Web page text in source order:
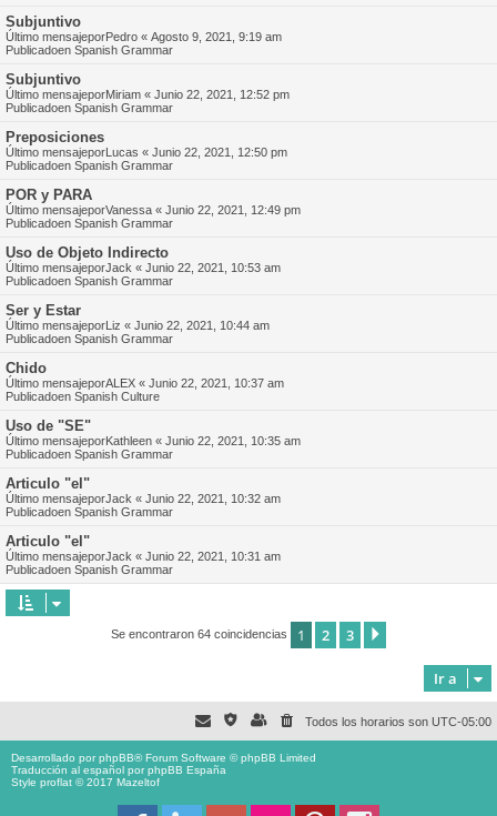
Subjuntivo
Último mensajeporPedro « Agosto 9, 2021, 9:19 am
Publicadoen Spanish Grammar
Subjuntivo
Último mensajeporMiriam « Junio 22, 2021, 12:52 pm
Publicadoen Spanish Grammar
Preposiciones
Último mensajeporLucas « Junio 22, 2021, 12:50 pm
Publicadoen Spanish Grammar
POR y PARA
Último mensajeporVanessa « Junio 22, 2021, 12:49 pm
Publicadoen Spanish Grammar
Uso de Objeto Indirecto
Último mensajeporJack « Junio 22, 2021, 10:53 am
Publicadoen Spanish Grammar
Ser y Estar
Último mensajeporLiz « Junio 22, 2021, 10:44 am
Publicadoen Spanish Grammar
Chido
Último mensajeporALEX « Junio 22, 2021, 10:37 am
Publicadoen Spanish Culture
Uso de "SE"
Último mensajeporKathleen « Junio 22, 2021, 10:35 am
Publicadoen Spanish Grammar
Articulo "el"
Último mensajeporJack « Junio 22, 2021, 10:32 am
Publicadoen Spanish Grammar
Articulo "el"
Último mensajeporJack « Junio 22, 2021, 10:31 am
Publicadoen Spanish Grammar
Se encontraron 64 coincidencias 1 2 3
Ir a
Todos los horarios son UTC-05:00
Desarrollado porphpBB® Forum Software © phpBB Limited
Traducción al español porphpBB España
Style proflat © 2017 Mazeltof